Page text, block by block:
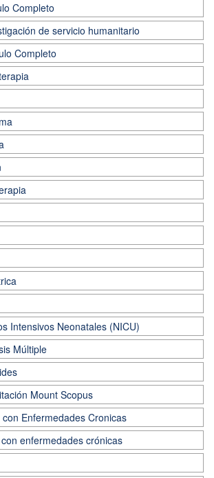
Completo
de servicio humanitario
Completo
Intensivos Neonatales (NICU)
Múltiple
Mount Scopus
Enfermedades Cronicas
enfermedades crónicas